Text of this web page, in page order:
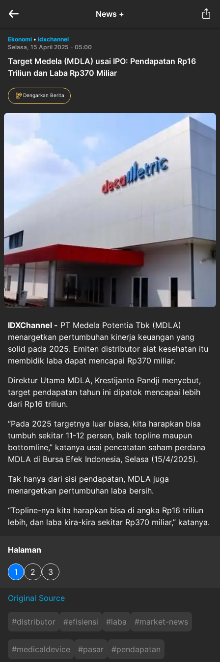
News +
Ekonomi • idxchannel
Selasa, 15 April 2025 - 05:00
Target Medela (MDLA) usai IPO: Pendapatan Rp16
Triliun dan Laba Rp370 Miliar
Dengarkan Berita
IDXChannel - PT Medela Potentia Tbk (MDLA)
menargetkan pertumbuhan kinerja keuangan yang
solid pada 2025. Emiten distributor alat kesehatan itu
membidik laba dapat mencapai Rp370 miliar.
Direktur Utama MDLA, Krestijanto Pandji menyebut,
target pendapatan tahun ini dipatok mencapai lebih
dari Rp16 triliun.
“Pada 2025 targetnya luar biasa, kita harapkan bisa
tumbuh sekitar 11-12 persen, baik topline maupun
bottomline,” katanya usai pencatatan saham perdana
MDLA di Bursa Efek Indonesia, Selasa (15/4/2025).
Tak hanya dari sisi pendapatan, MDLA juga
menargetkan pertumbuhan laba bersih.
“Topline-nya kita harapkan bisa di angka Rp16 triliun
lebih, dan laba kira-kira sekitar Rp370 miliar,” katanya.
Halaman
1 2 3
Original Source
#distributor #efisiensi #laba #market-news
#medicaldevice #pasar #pendapatan